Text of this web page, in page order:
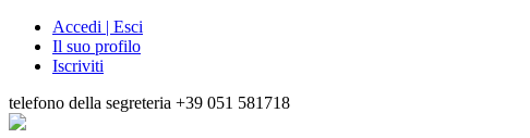
Accedi | Esci
Il suo profilo
Iscriviti
telefono della segreteria +39 051 581718